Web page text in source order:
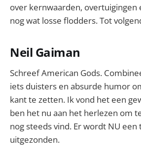
over kernwaarden, overtuigingen
nog wat losse flodders. Tot
Neil Gaiman
Schreef American Gods.
iets duisters en absurde humor
kant te zetten. Ik vond het een
ben het nu aan het herlezen om
nog steeds vind. Er wordt NU een
uitgezonden.